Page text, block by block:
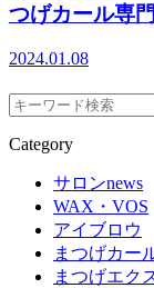
つげカール専
2024.01.08
Category
サロンnews
WAX・VOS
アイブロウ
まつげカー
まつげエク